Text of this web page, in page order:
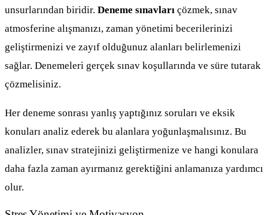
unsurlarından biridir. Deneme sınavları çözmek, sınav
atmosferine alışmanızı, zaman yönetimi becerilerinizi
geliştirmenizi ve zayıf olduğunuz alanları belirlemenizi
sağlar. Denemeleri gerçek sınav koşullarında ve süre tutarak
çözmelisiniz.
Her deneme sonrası yanlış yaptığınız soruları ve eksik
konuları analiz ederek bu alanlara yoğunlaşmalısınız. Bu
analizler, sınav stratejinizi geliştirmenize ve hangi konulara
daha fazla zaman ayırmanız gerektiğini anlamanıza yardımcı
olur.